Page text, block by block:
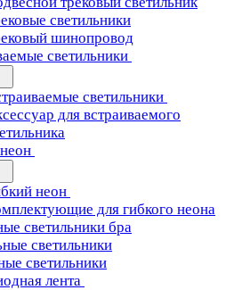
светильники
шинопровод
светильники
светильники
для встраиваемого
неон
для гибкого неона
светильники бра
светильники
светильники
лента